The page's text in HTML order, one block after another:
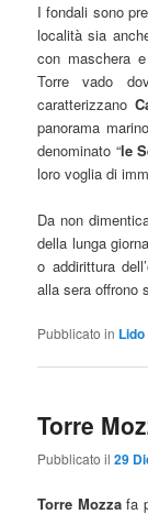
I fondali sono
località sia
con maschera
Torre vado
caratterizzano
panorama
denominato “le
loro voglia di
Da non
della lunga
o addirittura
alla sera offrono
Pubblicato in
Torre
Pubblicato il29
Torre Mozzafa